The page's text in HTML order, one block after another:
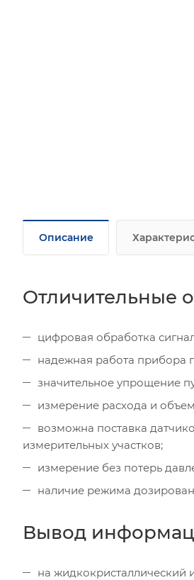
Описание
Отличительные
цифровая обработка
надежная работа прибора
значительное упрощение
измерение расхода и
возможна поставка
измерительных участков;
измерение без потерь
наличие режима
Вывод
на жидкокристаллический